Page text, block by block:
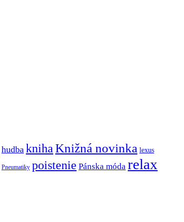
hudba kniha Knižná novinka lexus
Pneumatiky poistenie Pánska móda relax